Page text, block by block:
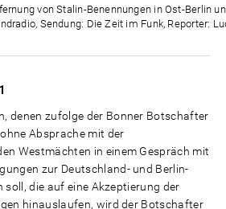
Zeit
von Stalin-Benennungen in Ost-Berlin
Sendung: Die Zeit im Funk, Reporter:
denen zufolge der Bonner Botschafter
Absprache mit der
Westmächten in einem Gespräch mit
zur Deutschland- und Berlin-
soll, die auf eine Akzeptierung der
hinauslaufen, wird der Botschafter